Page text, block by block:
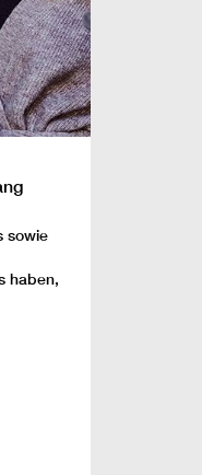
sowie
haben,